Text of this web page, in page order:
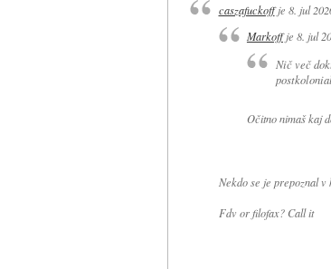
caszafuckoffje 8. jul
Markoffje 8. jul
Nič več
Očitno nimaš kaj
Nekdo se je prepoznal v
Fdv or filofax? Call it